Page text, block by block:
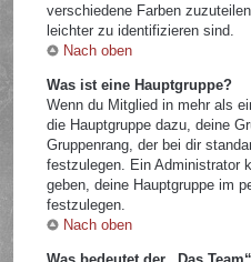
verschiedene Farben
leichter zu identifizieren sind.
Nach oben
Was ist eine Hauptgruppe?
Wenn du Mitglied in mehr als
die Hauptgruppe dazu, deine
Gruppenrang, der bei dir
festzulegen. Ein Administrator
geben, deine Hauptgruppe im
festzulegen.
Nach oben